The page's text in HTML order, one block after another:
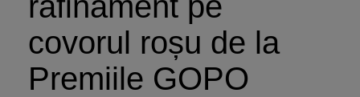
covorul roșu de la
Premiile GOPO